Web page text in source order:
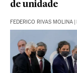
de unidade
FEDERICO RIVAS MOLINA